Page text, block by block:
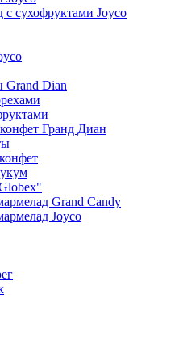
сухофруктами Joyco
Grand Dian
Гранд Диан
Grand Candy
Joyco